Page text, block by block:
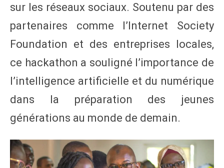
sur les réseaux sociaux. Soutenu par des
partenaires comme l’Internet Society
Foundation et des entreprises locales,
ce hackathon a souligné l’importance de
l’intelligence artificielle et du numérique
dans la préparation des jeunes
générations au monde de demain.